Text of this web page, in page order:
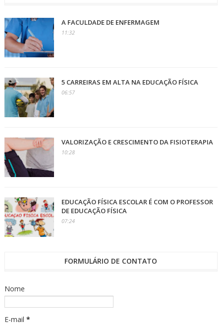
A FACULDADE DE ENFERMAGEM
11:32
5 CARREIRAS EM ALTA NA EDUCAÇÃO FÍSICA
06:57
VALORIZAÇÃO E CRESCIMENTO DA FISIOTERAPIA
10:28
EDUCAÇÃO FÍSICA ESCOLAR É COM O PROFESSOR
DE EDUCAÇÃO FÍSICA
07:24
FORMULÁRIO DE CONTATO
Nome
E-mail *